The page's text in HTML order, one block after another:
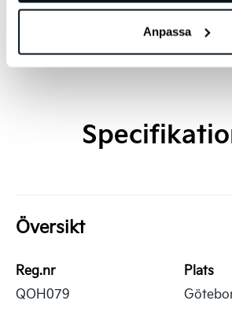
Anpassa
Jag vill bli kontaktad av säljare
Översikt
Reg.nr
QOH079
Plats